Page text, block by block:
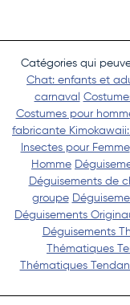
Catégories qui
Chat: enfants et
carnaval
Costumes pour
fabricante
Insectes pour Femme
Homme
Déguisements de
groupe
Déguisements
Déguisements
Thématiques
Thématiques